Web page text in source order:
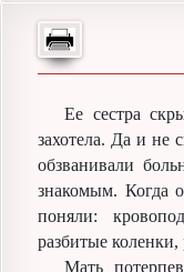
Ее сестра
захотела. Да и
обзванивали
знакомым. Когда
поняли:
разбитые коленки,
Мать